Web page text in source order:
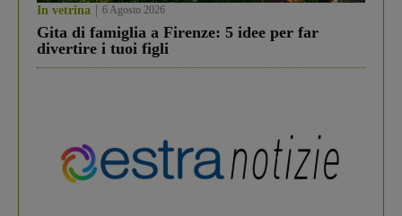
In vetrina 6 Agosto 2026
Gita di famiglia a Firenze: 5 idee per far
divertire i tuoi figli